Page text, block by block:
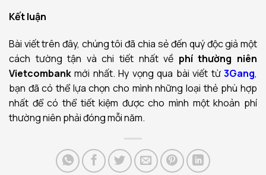
Kết luận
Bài viết trên đây, chúng tôi đã chia sẻ đến quý độc giả một
cách tường tận và chi tiết nhất về phí thường niên
Vietcombank mới nhất. Hy vọng qua bài viết từ3Gang,
bạn đã có thể lựa chọn cho mình những loại thẻ phù hợp
nhất để có thể tiết kiệm được cho mình một khoản phí
thường niên phải đóng mỗi năm.